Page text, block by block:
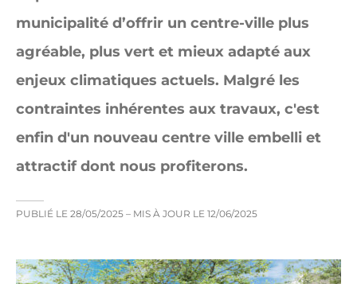
municipalité d’offrir un centre-ville plus
agréable, plus vert et mieux adapté aux
enjeux climatiques actuels. Malgré les
contraintes inhérentes aux travaux, c'est
enfin d'un nouveau centre ville embelli et
attractif dont nous profiterons.
PUBLIÉ LE 28/05/2025 – MIS À JOUR LE 12/06/2025